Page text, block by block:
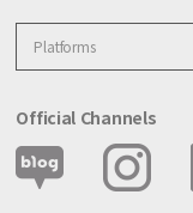
Official Channels